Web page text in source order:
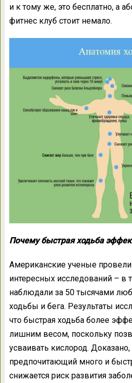
и к тому же, это бесплатно, а
фитнес клуб стоит немало.
Почему быстрая ходьба
Американские ученые
интересных исследований – в
наблюдали за 50 тысячами
ходьбы и бега. Результаты
что быстрая ходьба более
лишним весом, поскольку
усваивать кислород.
предпочитающий много и
снижается риск развития